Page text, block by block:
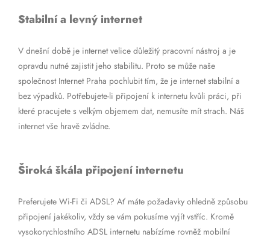
Stabilní a levný internet
V dnešní době je internet velice důležitý pracovní nástroj a je
opravdu nutné zajistit jeho stabilitu. Proto se může naše
společnost Internet Praha pochlubit tím, že je internet stabilní a
bez výpadků. Potřebujete-li připojení k internetu kvůli práci, při
které pracujete s velkým objemem dat, nemusíte mít strach. Náš
internet vše hravě zvládne.
Široká škála připojení internetu
Preferujete Wi-Fi či ADSL? Ať máte požadavky ohledně způsobu
připojení jakékoliv, vždy se vám pokusíme vyjít vstříc. Kromě
vysokorychlostního ADSL internetu nabízíme rovněž mobilní